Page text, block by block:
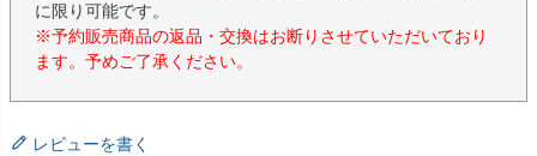
に限り可能です。
※予約販売商品の返品・交換はお断りさせていただいており
ます。予めご了承ください。
レビューを書く